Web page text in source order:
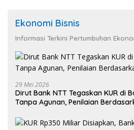
Ekonomi Bisnis
Informasi Terkini Pertumbuhan
29 Mei 2026
Dirut Bank NTT Tegaskan KUR di
Tanpa Agunan, Penilaian